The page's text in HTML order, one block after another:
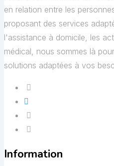
en relation entre les
proposant des services
l'assistance à domicile, les
médical, nous sommes là
solutions adaptées à vos
Information